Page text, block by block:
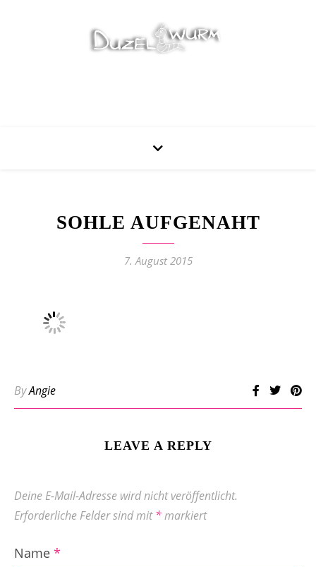
SOHLE AUFGENAHT
7. August 2015
ByAngie
LEAVE A REPLY
Deine E-Mail-Adresse wird nicht veröffentlicht.
Erforderliche Felder sind mit*markiert
Name *